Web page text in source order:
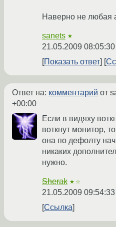
Наверно не любая
sanets ★
21.05.2009
Показать ответ
Ответ на: комментарий от
+00:00
Если в видяху
воткнут монитор,
она по дефолту
никаких
нужно.
Sherak ★☆
21.05.2009
Ссылка